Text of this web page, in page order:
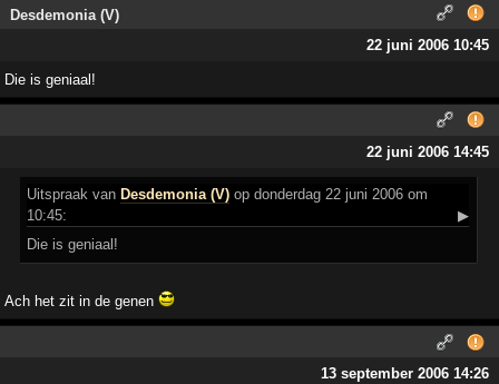
Desdemonia (V)
22 juni 2006 10:45
Die is geniaal!
22 juni 2006 14:45
Uitspraak van Desdemonia (V) op donderdag 22 juni 2006 om
10:45:
▶
Die is geniaal!
Ach het zit in de genen
13 september 2006 14:26